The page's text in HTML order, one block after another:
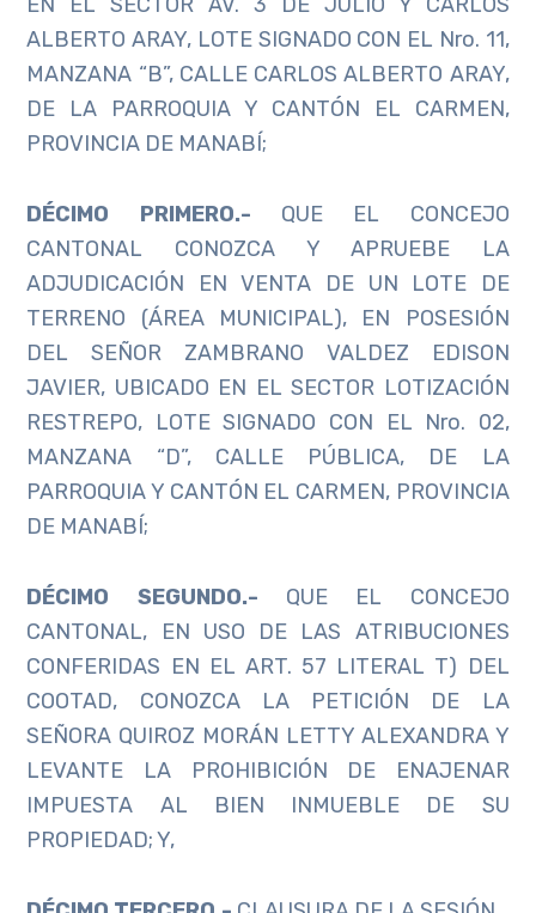
ALBERTO ARAY, LOTE SIGNADO CON EL Nro. 11,
MANZANA “B”, CALLE CARLOS ALBERTO ARAY,
DE LA PARROQUIA Y CANTÓN EL CARMEN,
PROVINCIA DE MANABÍ;
DÉCIMO PRIMERO.- QUE EL CONCEJO
CANTONAL CONOZCA Y APRUEBE LA
ADJUDICACIÓN EN VENTA DE UN LOTE DE
TERRENO (ÁREA MUNICIPAL), EN POSESIÓN
DEL SEÑOR ZAMBRANO VALDEZ EDISON
JAVIER, UBICADO EN EL SECTOR LOTIZACIÓN
RESTREPO, LOTE SIGNADO CON EL Nro. 02,
MANZANA “D”, CALLE PÚBLICA, DE LA
PARROQUIA Y CANTÓN EL CARMEN, PROVINCIA
DE MANABÍ;
DÉCIMO SEGUNDO.- QUE EL CONCEJO
CANTONAL, EN USO DE LAS ATRIBUCIONES
CONFERIDAS EN EL ART. 57 LITERAL T) DEL
COOTAD, CONOZCA LA PETICIÓN DE LA
SEÑORA QUIROZ MORÁN LETTY ALEXANDRA Y
LEVANTE LA PROHIBICIÓN DE ENAJENAR
IMPUESTA AL BIEN INMUEBLE DE SU
PROPIEDAD; Y,